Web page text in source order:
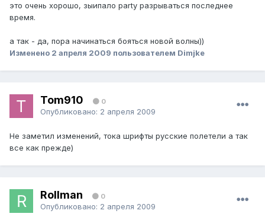
это очень хорошо, зыипало party разрываться последнее
время.
а так - да, пора начинаться бояться новой волны))
Изменено 2 апреля 2009 пользователем Dimjke
Tom910 0
Опубликовано: 2 апреля 2009
Не заметил изменений, тока шрифты русские полетели а так
все как прежде)
Rollman 0
Опубликовано: 2 апреля 2009